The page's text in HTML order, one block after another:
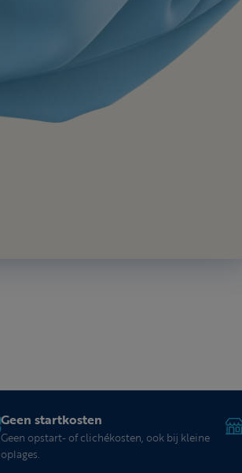
Geen startkosten
Geen opstart- of clichékosten, ook bij kleine
oplages.